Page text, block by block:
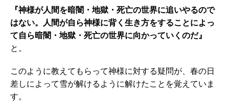
『神様が人間を暗闇・地獄・死亡の世界に追いやるので
はない。人間が自ら神様に背く生き方をすることによっ
て自ら暗闇・地獄・死亡の世界に向かっていくのだ』
と。
このように教えてもらって神様に対する疑問が、春の日
差しによって雪が解けるように解けたことを覚えていま
す。